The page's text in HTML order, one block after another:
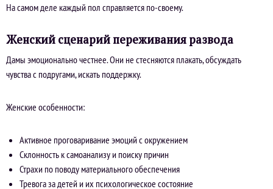
На самом деле каждый пол справляется по-своему.
Женский сценарий переживания развода
Дамы эмоционально честнее. Они не стесняются плакать, обсуждать
чувства с подругами, искать поддержку.
Женские особенности:
Активное проговаривание эмоций с окружением
Склонность к самоанализу и поиску причин
Страхи по поводу материального обеспечения
Тревога за детей и их психологическое состояние